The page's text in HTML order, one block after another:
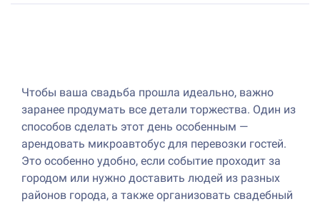
Чтобы ваша свадьба прошла идеально, важно
заранее продумать все детали торжества. Один из
способов сделать этот день особенным —
арендовать микроавтобус для перевозки гостей.
Это особенно удобно, если событие проходит за
городом или нужно доставить людей из разных
районов города, а также организовать свадебный